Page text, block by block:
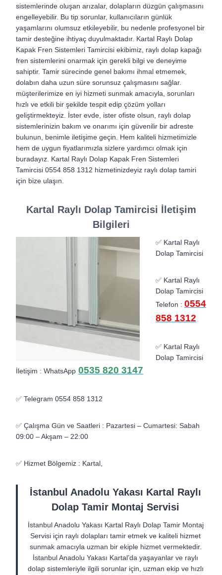
sistemlerinde oluşan arızalar, dolapların düzgün çalışmasını
engelleyebilir. Bu tip sorunlar, kullanıcıların günlük
yaşamlarını olumsuz etkileyebilir, bu nedenle profesyonel bir
tamir desteğine ihtiyaç duyulmaktadır. Kartal Raylı Dolap
Kapak Fren Sistemleri Tamircisi ekibimiz, raylı dolap kapağı
fren sistemlerini onarmak için gerekli bilgi ve deneyime
sahiptir. Tamir sürecinde genel bakımı ihmal etmemek,
dolabın daha uzun süre sorunsuz çalışmasını sağlar.
müşterilerimize en iyi hizmeti sunmak amacıyla, sorunları
hızlı ve etkili bir şekilde tespit edip çözüm yolları
geliştirmekteyiz. İster evde, ister ofiste olsun, raylı dolap
sistemlerinizin bakım ve onarımı için güvenilir bir adreste
bulunun, benimle iletişime geçin. Hem kaliteli hizmetimizle
hem de uygun fiyatlarımızla sizlere yardımcı olmak için
buradayız. Kartal Raylı Dolap Kapak Fren Sistemleri
Tamircisi 0554 858 1312 hizmetinizdeyiz raylı dolap tamiri
için bize ulaşın.
Kartal Raylı Dolap Tamircisi İletişim
Bilgileri
✅ Kartal Raylı
Dolap Tamircisi
✅ Kartal Raylı
Dolap Tamircisi
Telefon : 0554
858 1312
✅ Kartal Raylı
Dolap Tamircisi
İletişim : WhatsApp 0535 820 3147
✅ Telegram 0554 858 1312
✅ Çalışma Gün ve Saatleri : Pazartesi – Cumartesi: Sabah
09:00 – Akşam – 22:00
✅ Hizmet Bölgemiz : Kartal,
İstanbul Anadolu Yakası Kartal Raylı
Dolap Tamir Montaj Servisi
İstanbul Anadolu Yakası Kartal Raylı Dolap Tamir Montaj
Servisi için raylı dolapları tamir etmek ve kaliteli hizmet
sunmak amacıyla uzman bir ekiple hizmet vermektedir.
İstanbul Anadolu Yakası Kartal’da yaşayanlar ve raylı
dolap sistemleriyle ilgili sorunlar için, uzman ekip ve hızlı